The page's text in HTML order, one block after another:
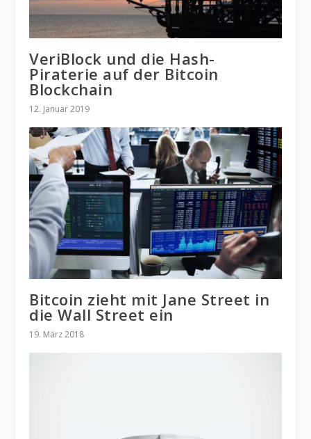
VeriBlock und die Hash-
Piraterie auf der Bitcoin
Blockchain
12. Januar 2019
Bitcoin zieht mit Jane Street in
die Wall Street ein
19. März 2018